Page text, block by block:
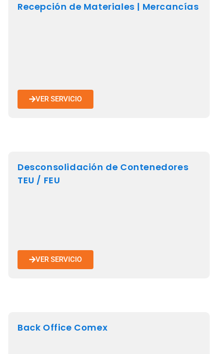
Recepción de Materiales | Mercancías
VER SERVICIO
Desconsolidación de Contenedores
TEU / FEU
VER SERVICIO
Back Office Comex